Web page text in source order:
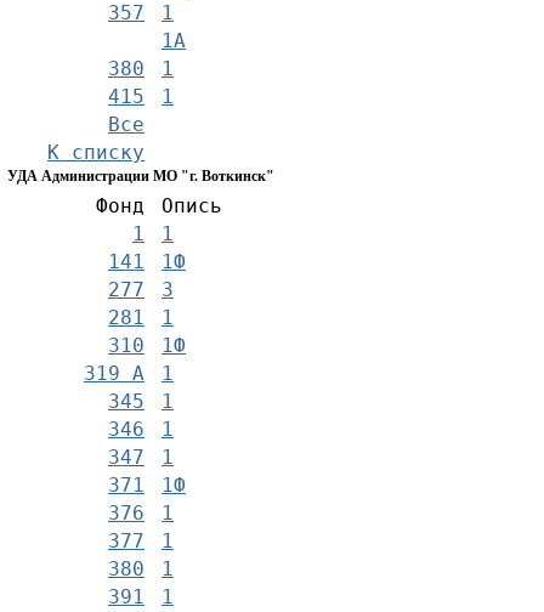
357
1
1А
380
1
415
1
Все
К списку
УДА Администрации МО "г. Воткинск"
Фонд
Опись
1
1
141
1Ф
277
3
281
1
310
1Ф
319 А
1
345
1
346
1
347
1
371
1Ф
376
1
377
1
380
1
391
1